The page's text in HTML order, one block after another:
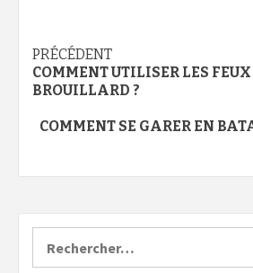
Continue
Reading
PRÉCÉDENT
COMMENT UTILISER LES FEUX
BROUILLARD ?
COMMENT SE GARER EN